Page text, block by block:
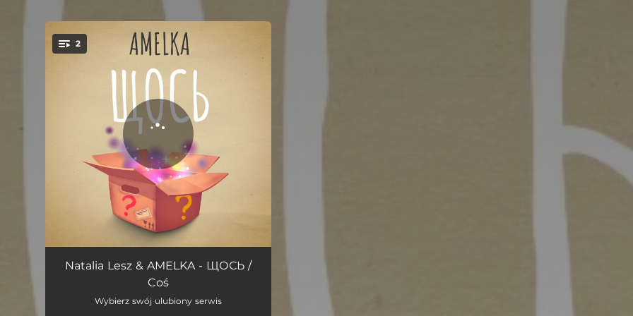
You're all set!
2
ЩОСЬ / Coś 01:51
Natalia Lesz & AMELKA - ЩОСЬ /
Coś
Wybierz swój ulubiony serwis